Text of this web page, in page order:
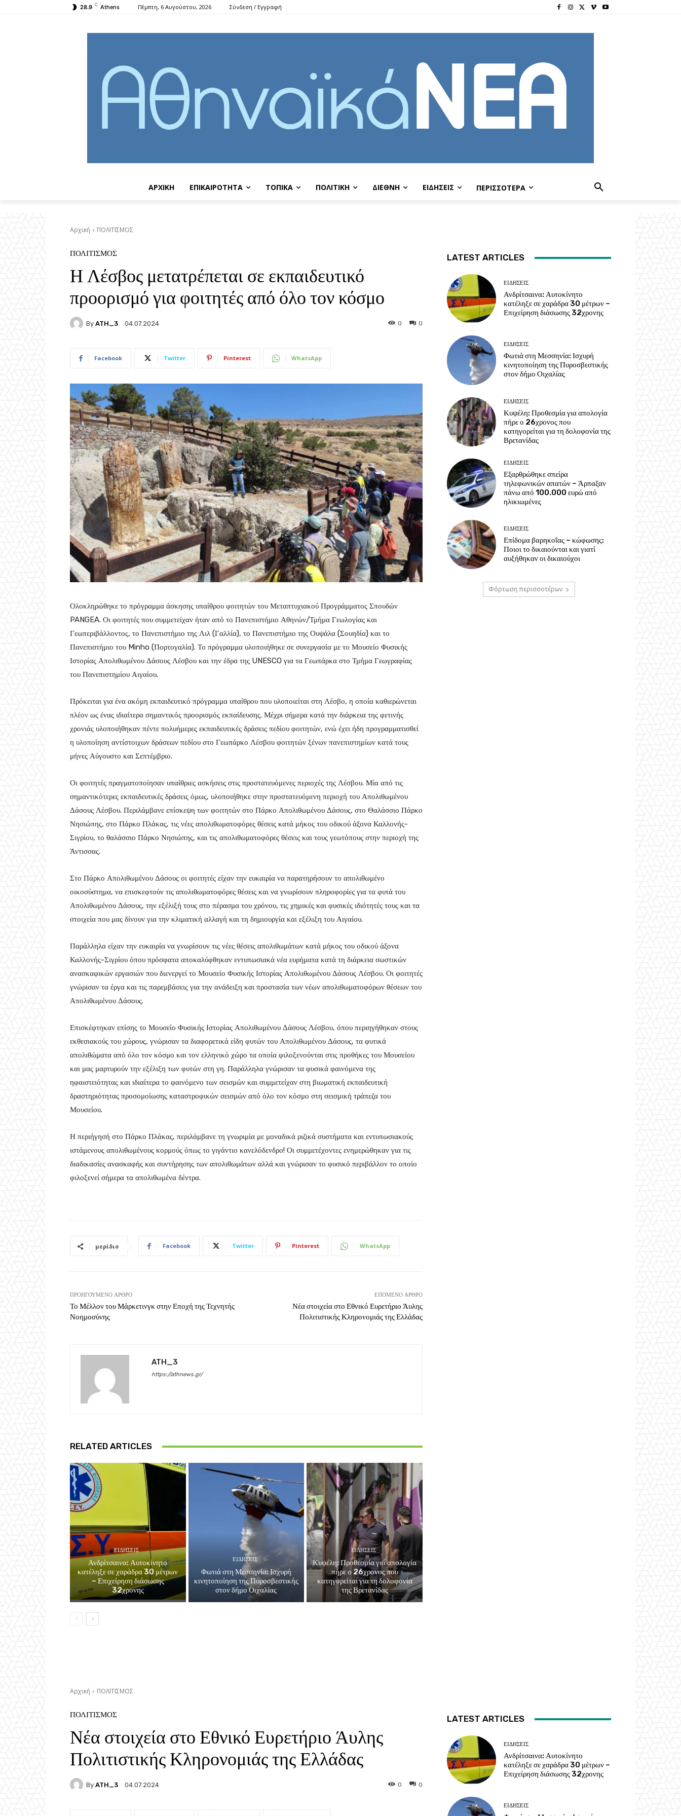
28.9 C Athens Πέμπτη, 6 Αυγούστου, 2026 Σύνδεση / Εγγραφή
ΑΡΧΙΚΗ ΕΠΙΚΑΙΡΟΤΗΤΑ ΤΟΠΙΚΑ ΠΟΛΙΤΙΚΗ ΔΙΕΘΝΗ EIΔΗΣΕΙΣ ΠΕΡΙΣΣΟΤΕΡΑ
Αρχική ΠΟΛΙΤΙΣΜΟΣ
ΠΟΛΙΤΙΣΜΟΣ
Η Λέσβος μετατρέπεται σε εκπαιδευτικό
προορισμό για φοιτητές από όλο τον κόσμο
By ATH_3 04.07.2024 0
0
Facebook Twitter Pinterest WhatsApp
Ολοκληρώθηκε το πρόγραμμα άσκησης υπαίθρου φοιτητών του Μεταπτυχιακού Προγράμματος Σπουδών
PANGEA. Οι φοιτητές που συμμετείχαν ήταν από το Πανεπιστήμιο Αθηνών/Τμήμα Γεωλογίας και
Γεωπεριβάλλοντος, το Πανεπιστήμιο της Λιλ (Γαλλία), το Πανεπιστήμιο της Ουψάλα (Σουηδία) και το
Πανεπιστήμιο του Minho (Πορτογαλία). Το πρόγραμμα υλοποιήθηκε σε συνεργασία με το Μουσείο Φυσικής
Ιστορίας Απολιθωμένου Δάσους Λέσβου και την έδρα της UNESCO για τα Γεωπάρκα στο Τμήμα Γεωγραφίας
του Πανεπιστημίου Αιγαίου.
Πρόκειται για ένα ακόμη εκπαιδευτικό πρόγραμμα υπαίθρου που υλοποιείται στη Λέσβο, η οποία καθιερώνεται
πλέον ως ένας ιδιαίτερα σημαντικός προορισμός εκπαίδευσης. Μέχρι σήμερα κατά την διάρκεια της φετινής
χρονιάς υλοποιήθηκαν πέντε πολυήμερες εκπαιδευτικές δράσεις πεδίου φοιτητών, ενώ έχει ήδη προγραμματισθεί
η υλοποίηση αντίστοιχων δράσεων πεδίου στο Γεωπάρκο Λέσβου φοιτητών ξένων πανεπιστημίων κατά τους
μήνες Αύγουστο και Σεπτέμβριο.
Οι φοιτητές πραγματοποίησαν υπαίθριες ασκήσεις στις προστατευόμενες περιοχές της Λέσβου. Μία από τις
σημαντικότερες εκπαιδευτικές δράσεις όμως, υλοποιήθηκε στην προστατευόμενη περιοχή του Απολιθωμένου
Δάσους Λέσβου. Περιλάμβανε επίσκεψη των φοιτητών στο Πάρκο Απολιθωμένου Δάσους, στο Θαλάσσιο Πάρκο
Νησιώπης, στο Πάρκο Πλάκας, τις νέες απολιθωματοφόρες θέσεις κατά μήκος του οδικού άξονα Καλλονής-
Σιγρίου, το θαλάσσιο Πάρκο Νησιώπης, και τις απολιθωματοφόρες θέσεις και τους γεωτόπους στην περιοχή της
Άντισσας.
Στο Πάρκο Απολιθωμένου Δάσους οι φοιτητές είχαν την ευκαιρία να παρατηρήσουν το απολιθωμένο
οικοσύστημα, να επισκεφτούν τις απολιθωματοφόρες θέσεις και να γνωρίσουν πληροφορίες για τα φυτά του
Απολιθωμένου Δάσους, την εξέλιξή τους στο πέρασμα του χρόνου, τις χημικές και φυσικές ιδιότητές τους και τα
στοιχεία που μας δίνουν για την κλιματική αλλαγή και τη δημιουργία και εξέλιξη του Αιγαίου.
Παράλληλα είχαν την ευκαιρία να γνωρίσουν τις νέες θέσεις απολιθωμάτων κατά μήκος του οδικού άξονα
Καλλονής-Σιγρίου όπου πρόσφατα αποκαλύφθηκαν εντυπωσιακά νέα ευρήματα κατά τη διάρκεια σωστικών
ανασκαφικών εργασιών που διενεργεί το Μουσείο Φυσικής Ιστορίας Απολιθωμένου Δάσους Λέσβου. Οι φοιτητές
γνώρισαν τα έργα και τις παρεμβάσεις για την ανάδειξη και προστασία των νέων απολιθωματοφόρων θέσεων του
Απολιθωμένου Δάσους.
Επισκέφτηκαν επίσης το Μουσείο Φυσικής Ιστορίας Απολιθωμένου Δάσους Λέσβου, όπου περιηγήθηκαν στους
εκθεσιακούς του χώρους, γνώρισαν τα διαφορετικά είδη φυτών του Απολιθωμένου Δάσους, τα φυτικά
απολιθώματα από όλο τον κόσμο και τον ελληνικό χώρο τα οποία φιλοξενούνται στις προθήκες του Μουσείου
και μας μαρτυρούν την εξέλιξη των φυτών στη γη. Παράλληλα γνώρισαν τα φυσικά φαινόμενα της
ηφαιστειότητας και ιδιαίτερα το φαινόμενο των σεισμών και συμμετείχαν στη βιωματική εκπαιδευτική
δραστηριότητας προσομοίωσης καταστροφικών σεισμών από όλο τον κόσμο στη σεισμική τράπεζα του
Μουσείου.
Η περιήγησή στο Πάρκο Πλάκας, περιλάμβανε τη γνωριμία με μοναδικά ριζικά συστήματα και εντυπωσιακούς
ιστάμενους απολιθωμένους κορμούς όπως το γιγάντιο κανελόδενδρο! Οι συμμετέχοντες ενημερώθηκαν για τις
διαδικασίες ανασκαφής και συντήρησης των απολιθωμάτων αλλά και γνώρισαν το φυσικό περιβάλλον το οποίο
φιλοξενεί σήμερα τα απολιθωμένα δέντρα.
μερίδιο Facebook Twitter Pinterest WhatsApp
ΠΡΟΗΓΟΎΜΕΝΟ ΆΡΘΡΟ
Το Μέλλον του Μάρκετινγκ στην Εποχή της Τεχνητής
Νοημοσύνης
ΕΠΌΜΕΝΟ ΆΡΘΡΟ
Νέα στοιχεία στο Εθνικό Ευρετήριο Άυλης
Πολιτιστικής Κληρονομιάς της Ελλάδας
ATH_3
https://athnews.gr/
RELATED ARTICLES
ΕΙΔΗΣΕΙΣ
Ανδρίτσαινα: Αυτοκίνητο
κατέληξε σε χαράδρα 30 μέτρων
– Επιχείρηση διάσωσης
32χρονης
ΕΙΔΗΣΕΙΣ
Φωτιά στη Μεσσηνία: Ισχυρή
κινητοποίηση της Πυροσβεστικής
στον δήμο Οιχαλίας
ΕΙΔΗΣΕΙΣ
Κυψέλη: Προθεσμία για απολογία
πήρε ο 26χρονος που
κατηγορείται για τη δολοφονία
της Βρετανίδας
LATEST ARTICLES
ΕΙΔΗΣΕΙΣ
Ανδρίτσαινα: Αυτοκίνητο
κατέληξε σε χαράδρα 30 μέτρων –
Επιχείρηση διάσωσης 32χρονης
ΕΙΔΗΣΕΙΣ
Φωτιά στη Μεσσηνία: Ισχυρή
κινητοποίηση της Πυροσβεστικής
στον δήμο Οιχαλίας
ΕΙΔΗΣΕΙΣ
Κυψέλη: Προθεσμία για απολογία
πήρε ο 26χρονος που
κατηγορείται για τη δολοφονία της
Βρετανίδας
ΕΙΔΗΣΕΙΣ
Εξαρθρώθηκε σπείρα
τηλεφωνικών απατών – Άρπαξαν
πάνω από 100.000 ευρώ από
ηλικιωμένες
ΕΙΔΗΣΕΙΣ
Επίδομα βαρηκοΐας – κώφωσης:
Ποιοι το δικαιούνται και γιατί
αυξήθηκαν οι δικαιούχοι
Φόρτωση περισσοτέρων